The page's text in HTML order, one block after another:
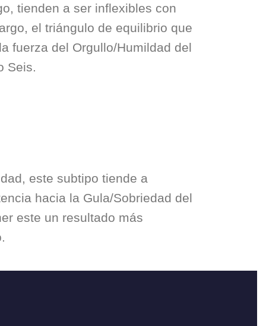
tienden a ser inflexibles con
el triángulo de equilibrio que
fuerza del Orgullo/Humildad del
Seis.
este subtipo tiende a
hacia la Gula/Sobriedad del
este un resultado más